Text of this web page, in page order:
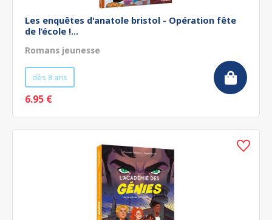
Les enquêtes d'anatole bristol - Opération fête
de l’école !...
Romans jeunesse
dès 8 ans
6.95 €